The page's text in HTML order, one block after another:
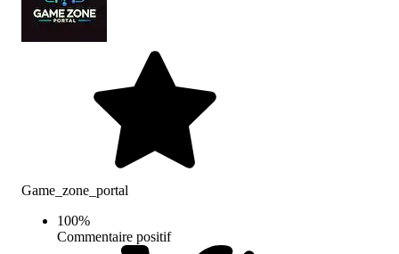
Game_zone_portal
100%
Commentaire positif